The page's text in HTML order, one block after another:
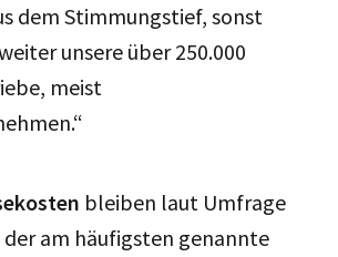
dem Stimmungstief, sonst
unsere über 250.000
meist
bleiben laut Umfrage
am häufigsten genannte